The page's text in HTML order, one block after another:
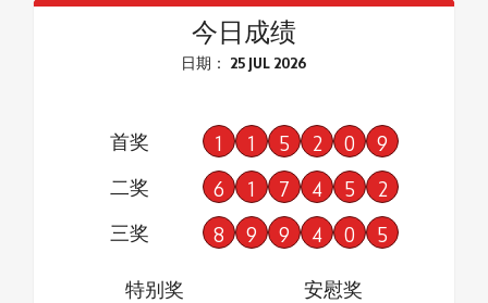
今日成绩
日期： 25 JUL 2026
首奖 1 1 5 2 0 9
二奖 6 1 7 4 5 2
三奖 8 9 9 4 0 5
特别奖
安慰奖